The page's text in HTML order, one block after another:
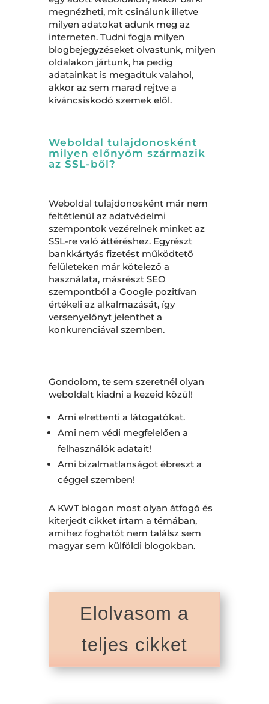
megnézheti, mit csinálunk illetve
milyen adatokat adunk meg az
interneten. Tudni fogja milyen
blogbejegyzéseket olvastunk, milyen
oldalakon jártunk, ha pedig
adatainkat is megadtuk valahol,
akkor az sem marad rejtve a
kíváncsiskodó szemek elől.
Weboldal tulajdonosként
milyen előnyöm származik
az SSL-ből?
Weboldal tulajdonosként már nem
feltétlenül az adatvédelmi
szempontok vezérelnek minket az
SSL-re való áttéréshez. Egyrészt
bankkártyás fizetést működtető
felületeken már kötelező a
használata, másrészt SEO
szempontból a Google pozitívan
értékeli az alkalmazását, így
versenyelőnyt jelenthet a
konkurenciával szemben.
Gondolom, te sem szeretnél olyan
weboldalt kiadni a kezeid közül!
Ami elrettenti a látogatókat.
Ami nem védi megfelelően a
felhasználók adatait!
Ami bizalmatlanságot ébreszt a
céggel szemben!
A KWT blogon most olyan átfogó és
kiterjedt cikket írtam a témában,
amihez foghatót nem találsz sem
magyar sem külföldi blogokban.
Elolvasom a
teljes cikket